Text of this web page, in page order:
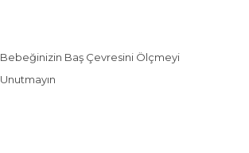
Bebeğinizin Baş Çevresini Ölçmeyi
Unutmayın